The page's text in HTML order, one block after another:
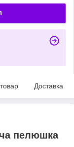
Доставка
пелюшка